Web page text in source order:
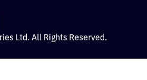
Ltd. All Rights Reserved.